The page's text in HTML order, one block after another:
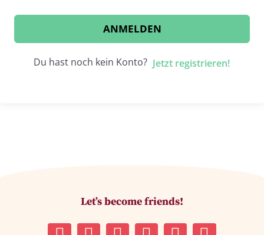
ANMELDEN
Du hast noch kein Konto? Jetzt registrieren!
Let’s become friends!